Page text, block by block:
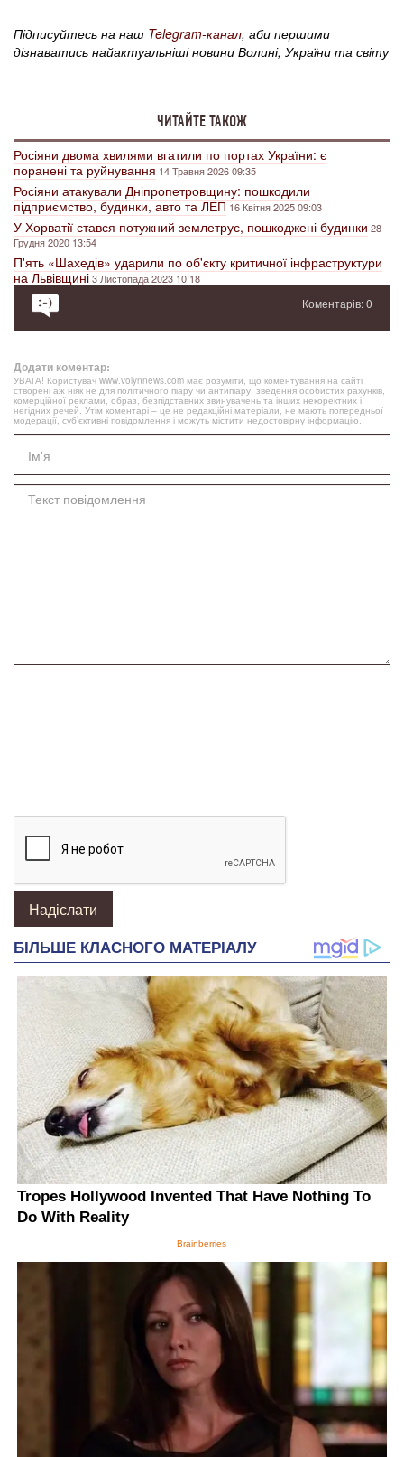
Підписуйтесь на наш Telegram-канал, аби першими
дізнаватись найактуальніші новини Волині, України та світу
ЧИТАЙТЕ ТАКОЖ
Росіяни двома хвилями вгатили по портах України: є
поранені та руйнування 14 Травня 2026 09:35
Росіяни атакували Дніпропетровщину: пошкодили
підприємство, будинки, авто та ЛЕП 16 Квітня 2025 09:03
У Хорватії стався потужний землетрус, пошкоджені будинки 28
Грудня 2020 13:54
П'ять «Шахедів» ударили по об'єкту критичної інфраструктури
на Львівщині3 Листопада 2023 10:18
Коментарів: 0
Додати коментар:
УВАГА! Користувач www.volynnews.com має розуміти, що коментування на сайті
створені аж ніяк не для політичного піару чи антипіару, зведення особистих рахунків,
комерційної реклами, образ, безпідставних звинувачень та інших некоректних і
негідних речей. Утім коментарі – це не редакційні матеріали, не мають попередньої
модерації, суб’єктивні повідомлення і можуть містити недостовірну інформацію.